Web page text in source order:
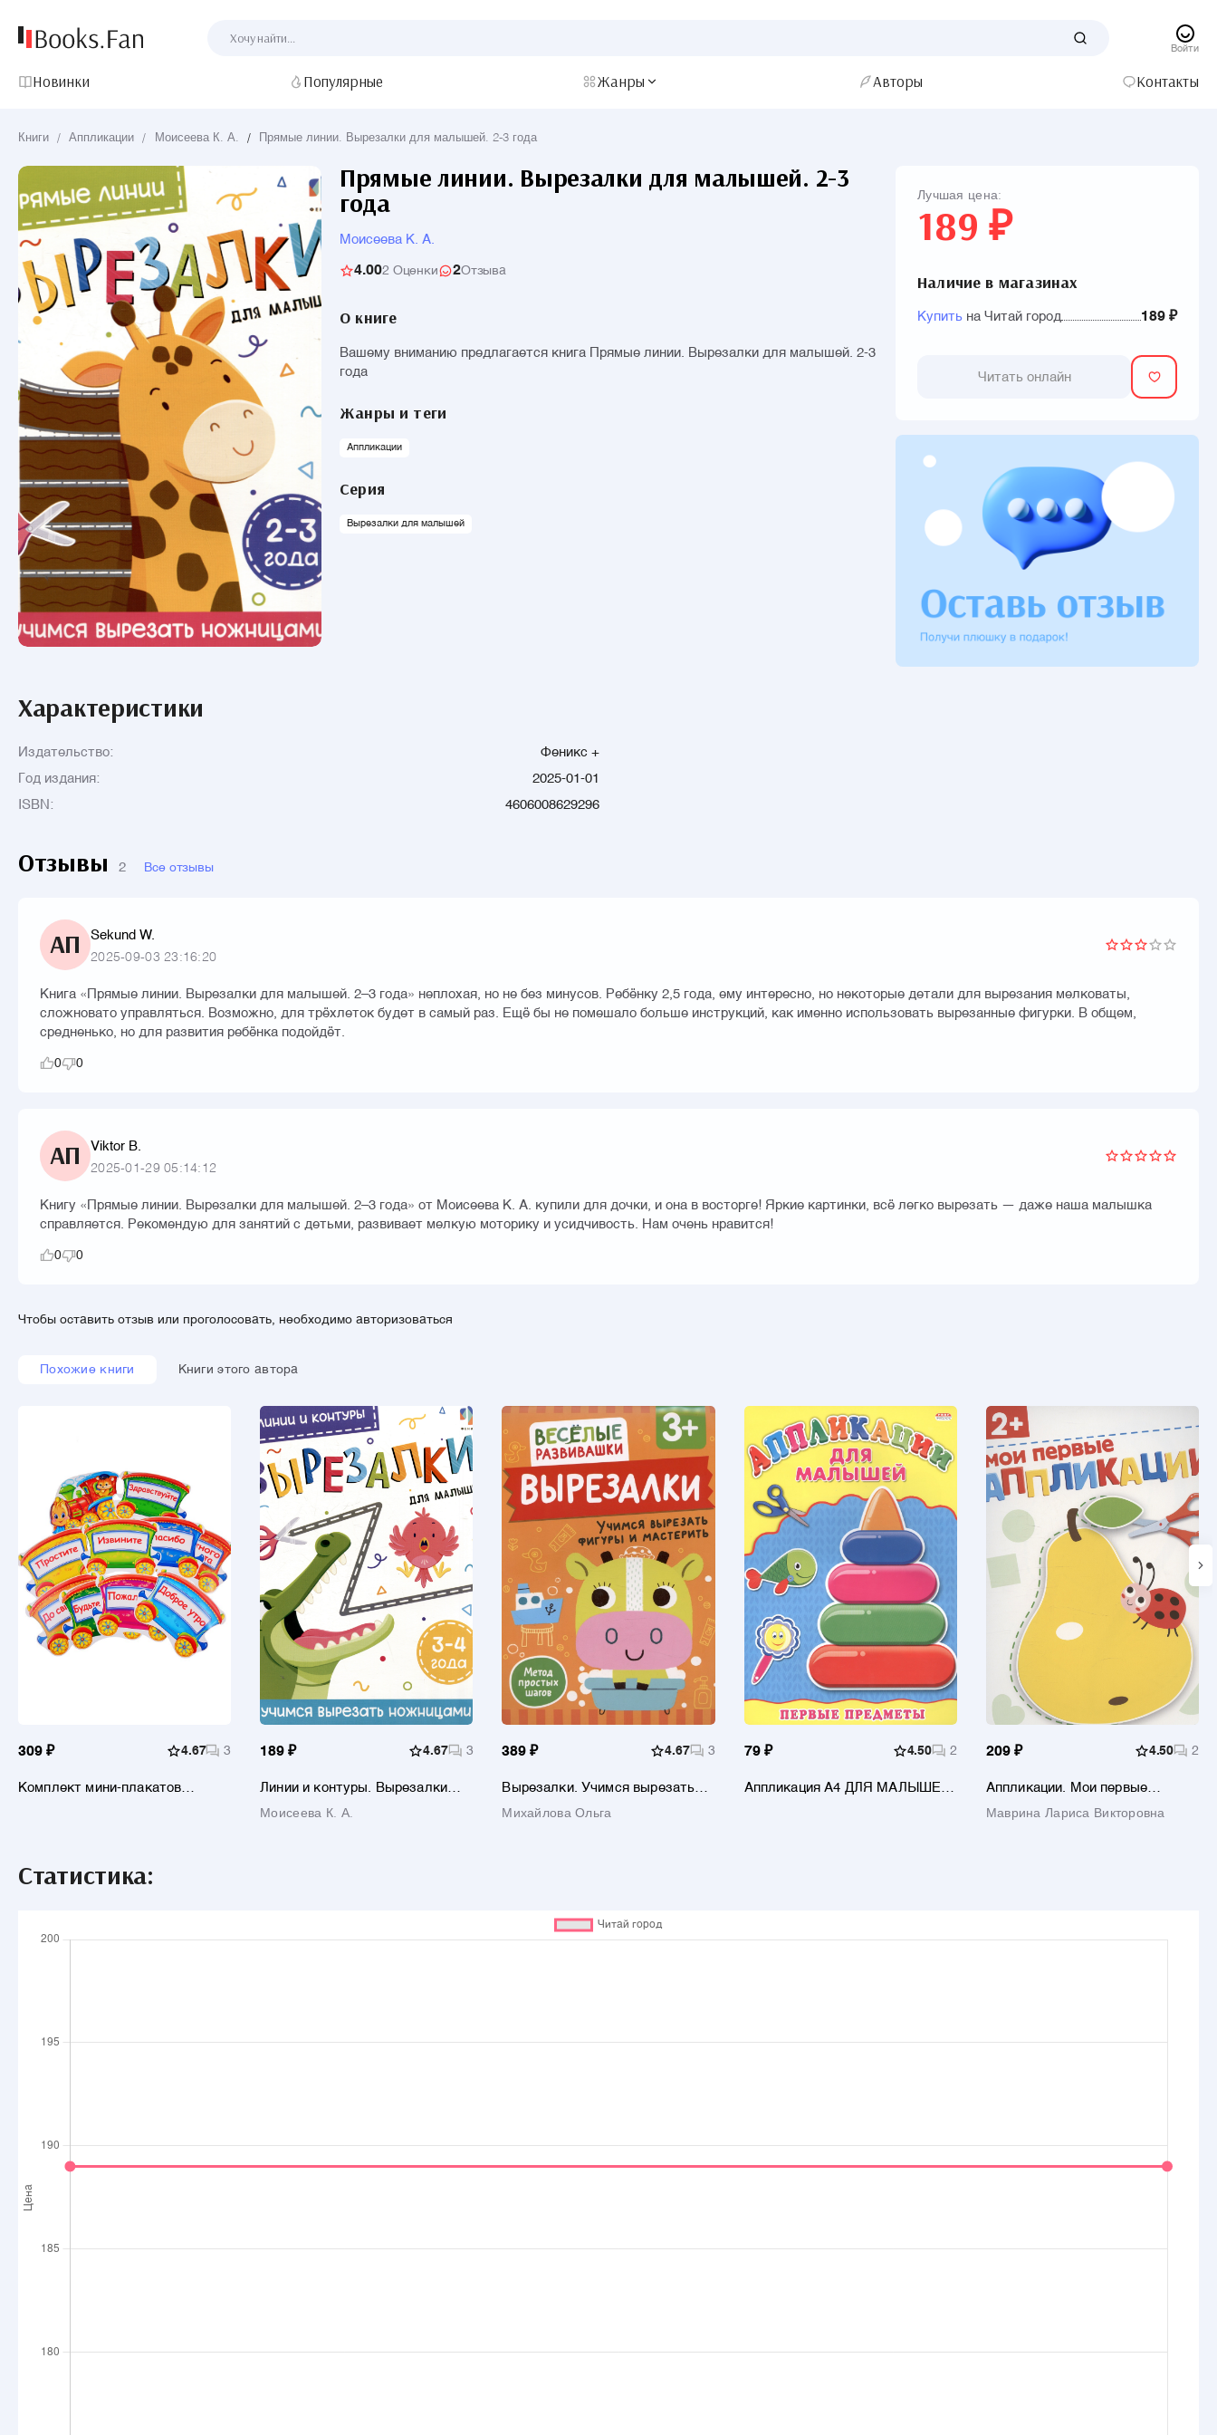
Войти
Новинки Популярные Жанры Авторы Контакты
Книги / Аппликации / Моисеева К. А. / Прямые линии. Вырезалки для малышей. 2-3 года
Прямые линии. Вырезалки для малышей. 2-3
года
Моисеева К. А.
4.002 Оценки 2Отзыва
О книге
Вашему вниманию предлагается книга Прямые линии. Вырезалки для малышей. 2-3
года
Жанры и теги
Аппликации
Серия
Вырезалки для малышей
Лучшая цена:
189 ₽
Наличие в магазинах
Купить на Читай город 189 ₽
Читать онлайн
Характеристики
Издательство:
Феникс +
Год издания:
2025-01-01
ISBN:
4606008629296
Отзывы 2 Все отзывы
АП Sekund W.
2025-09-03 23:16:20
Книга «Прямые линии. Вырезалки для малышей. 2–3 года» неплохая, но не без минусов. Ребёнку 2,5 года, ему интересно, но некоторые детали для вырезания мелковаты,
сложновато управляться. Возможно, для трёхлеток будет в самый раз. Ещё бы не помешало больше инструкций, как именно использовать вырезанные фигурки. В общем,
средненько, но для развития ребёнка подойдёт.
0 0
АП Viktor B.
2025-01-29 05:14:12
Книгу «Прямые линии. Вырезалки для малышей. 2–3 года» от Моисеева К. А. купили для дочки, и она в восторге! Яркие картинки, всё легко вырезать — даже наша малышка
справляется. Рекомендую для занятий с детьми, развивает мелкую моторику и усидчивость. Нам очень нравится!
0 0
Чтобы оставить отзыв или проголосовать, необходимо авторизоваться
Похожие книги Книги этого автора
309 ₽ 4.67 3
Комплект мини-плакатов
189 ₽ 4.67 3
Линии и контуры. Вырезалки
Моисеева К. А.
389 ₽ 4.67 3
Вырезалки. Учимся вырезать
Михайлова Ольга
79 ₽ 4.50 2
Аппликация А4 ДЛЯ МАЛЫШЕЙ.
209 ₽ 4.50 2
Аппликации. Мои первые
Маврина Лариса Викторовна
Статистика: